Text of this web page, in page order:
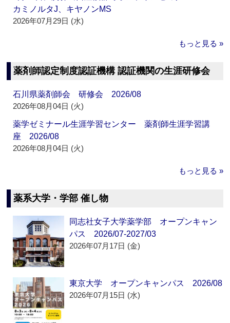
カミノルタJ、キヤノンMS
2026年07月29日 (水)
もっと見る »
薬剤師認定制度認証機構 認証機関の生涯研修会
石川県薬剤師会 研修会 2026/08
2026年08月04日 (火)
薬学ゼミナール生涯学習センター 薬剤師生涯学習講
座 2026/08
2026年08月04日 (火)
もっと見る »
薬系大学・学部 催し物
同志社女子大学薬学部 オープンキャン
パス 2026/07-2027/03
2026年07月17日 (金)
東京大学 オープンキャンパス 2026/08
2026年07月15日 (水)